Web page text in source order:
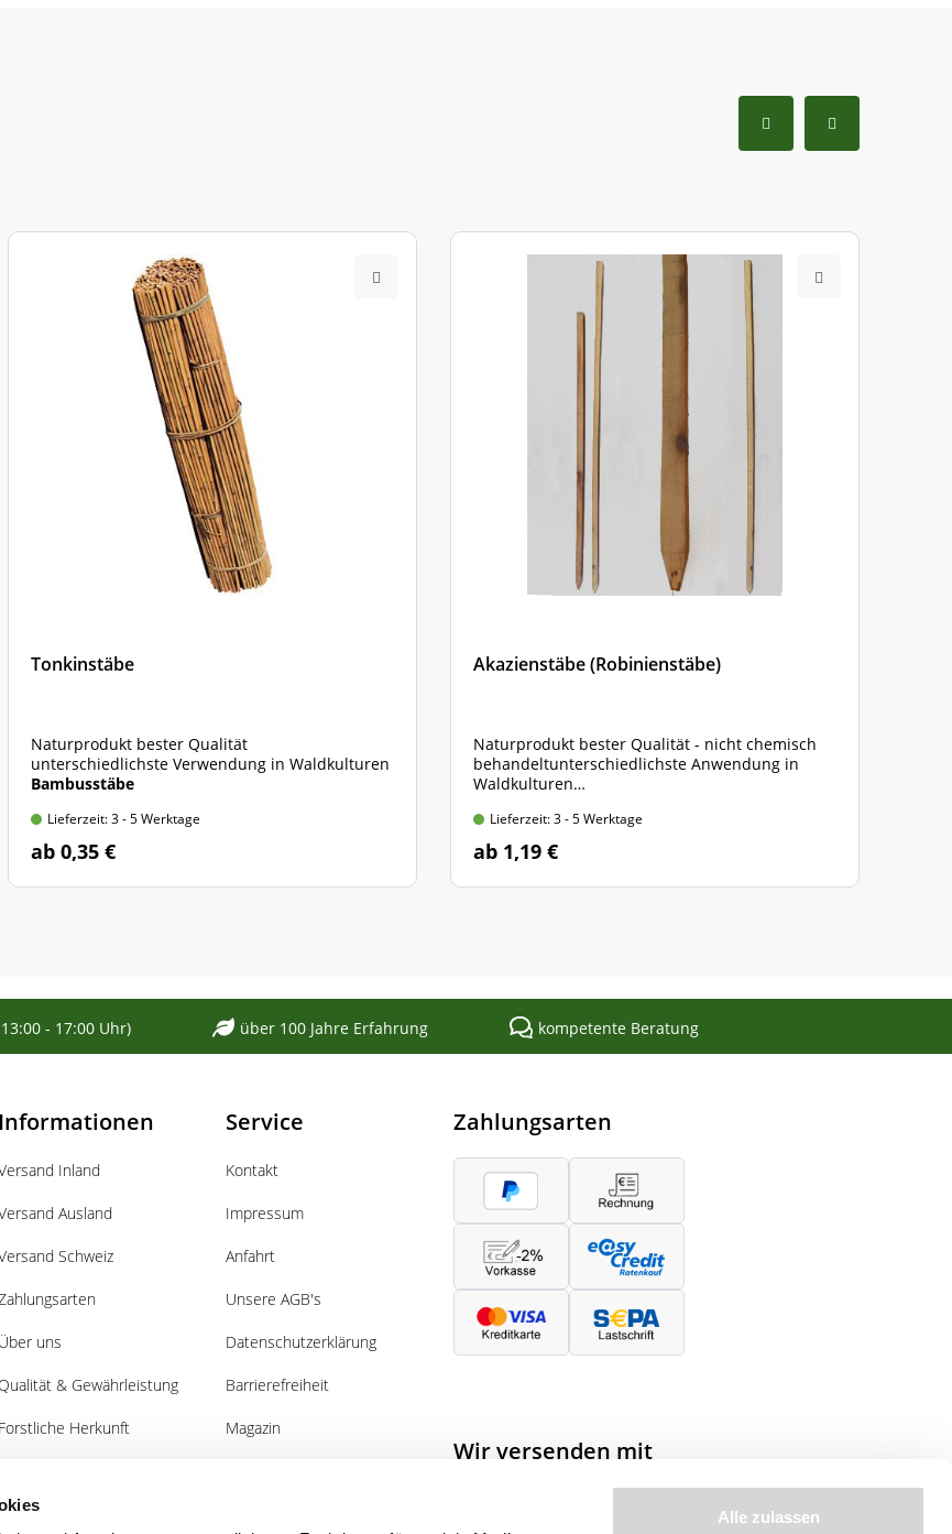
Alle zulassen
Tonkinstäbe
Naturprodukt bester Qualität
unterschiedlichste Verwendung in Waldkulturen
Bambusstäbe
Lieferzeit: 3 - 5 Werktage
ab 0,35 €
Akazienstäbe (Robinienstäbe)
Naturprodukt bester Qualität - nicht chemisch
behandeltunterschiedlichste Anwendung in
Waldkulturen
Lieferzeit: 3 - 5 Werktage
ab 1,19 €
- 17:00 Uhr) über 100 Jahre Erfahrung kompetente Beratung
Informationen
Inland
Ausland
Schweiz
Über uns
Qualität & Gewährleistung
Forstliche Herkunft
Forst
Service
Kontakt
Impressum
Anfahrt
Unsere AGB's
Datenschutzerklärung
Barrierefreiheit
Magazin
Zahlungsarten
Wir versenden mit